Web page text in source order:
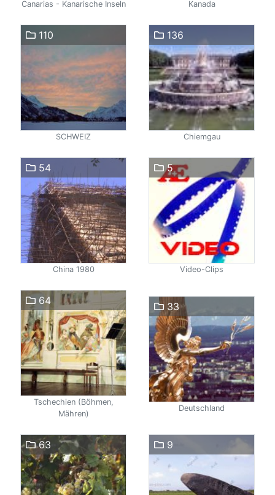
Canarias - Kanarische Inseln Kanada
110
SCHWEIZ
136
Chiemgau
54
China 1980
5
Video-Clips
64
Tschechien (Böhmen,
Mähren)
33
Deutschland
63 9